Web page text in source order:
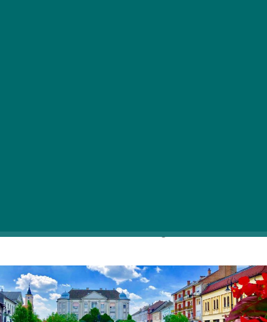
szavazatot adott le a közönség a Facebookon.